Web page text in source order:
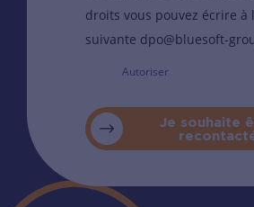
droits vous pouvez écrire à
suivante dpo@bluesoft-
Autoriser
Je souhaite